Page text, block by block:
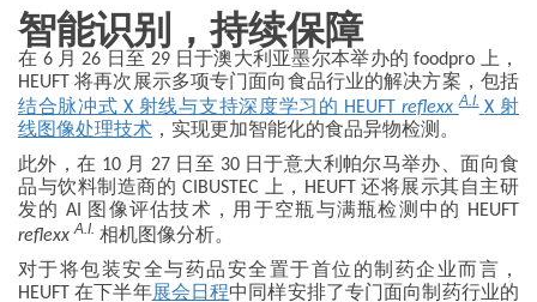
智能识别，持续保障
在 6 月 26 日至 29 日于澳大利亚墨尔本举办的 foodpro 上，
HEUFT 将再次展示多项专门面向食品行业的解决方案，包括
结合脉冲式 X 射线与支持深度学习的 HEUFT reflexxA.I. X 射
线图像处理技术 ，实现更加智能化的食品异物检测。
此外，在 10 月 27 日至 30 日于意大利帕尔马举办、面向食
品与饮料制造商的 CIBUSTEC 上，HEUFT 还将展示其自主研
发的 AI 图像评估技术，用于空瓶与满瓶检测中的 HEUFT
reflexxA.I. 相机图像分析。
对于将包装安全与药品安全置于首位的制药企业而言，
HEUFT 在下半年展会日程中同样安排了专门面向制药行业的